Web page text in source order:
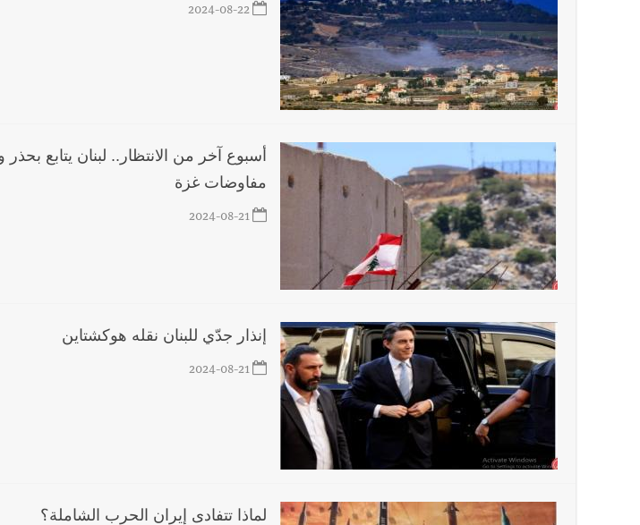
أخبار لبنان 50 تفجيراً في أسبوع... فرانس برس: مقتل جنديين من قوات الاحتياط الاسرائيلية في جنوب لبنان
أخبار لبنان بالصور: انفجار المرفأ في بيروت 4 آب - 2020 يكشف كنزًا توثيقيا ثقافيا وسياسيا وتاريخيا في دكان الإسكافي الفصيح؟ ! | تحقيق هالة البزري (جمعية تراث بيروت )
أخبار لبنان وزير الاقتصاد د. عامر البساط أحال عدداً من أصحاب المولدات المخالفين من مختلف المناطق
العالم العربي
تستمر هذه المعاناة التي تمزق القلوب والضمائر؟
أخبار العالم الرئيس الأميركي ترامب يحذّر إيران من ضربة قوية... وإعلام إيراني: الاتّفاق مع عُمان
2024-08-22
أسبوع آخر من الانتظار.. لبنان يتابع
مفاوضات غزة
2024-08-21
إنذار جدّي للبنان نقله هوكشتاين
2024-08-21
لماذا تتفادى إيران الحرب الشاملة؟